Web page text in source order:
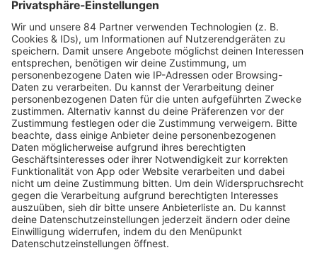
HOME
RADIOS
barba radio
Lagerfeuer
Füße hoch
Schmusekatze
Song Contest